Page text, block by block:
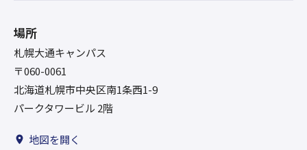
場所
札幌大通キャンパス
〒060-0061
北海道札幌市中央区南1条西1-9
パークタワービル 2階
地図を開く